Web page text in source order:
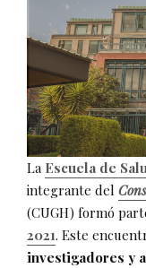
La Escuela de
integrante del
(CUGH) formó
2021. Este
investigadores y